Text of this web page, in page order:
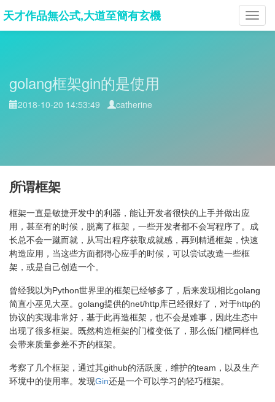
天才作品無公式,大道至簡有玄機
golang框架gin的是使用
2018-10-20 14:53:49 catherine
所谓框架
框架一直是敏捷开发中的利器，能让开发者很快的上手并做出应
用，甚至有的时候，脱离了框架，一些开发者都不会写程序了。成
长总不会一蹴而就，从写出程序获取成就感，再到精通框架，快速
构造应用，当这些方面都得心应手的时候，可以尝试改造一些框
架，或是自己创造一个。
曾经我以为Python世界里的框架已经够多了，后来发现相比golang
简直小巫见大巫。golang提供的net/http库已经很好了，对于http的
协议的实现非常好，基于此再造框架，也不会是难事，因此生态中
出现了很多框架。既然构造框架的门槛变低了，那么低门槛同样也
会带来质量参差不齐的框架。
考察了几个框架，通过其github的活跃度，维护的team，以及生产
环境中的使用率。发现Gin还是一个可以学习的轻巧框架。